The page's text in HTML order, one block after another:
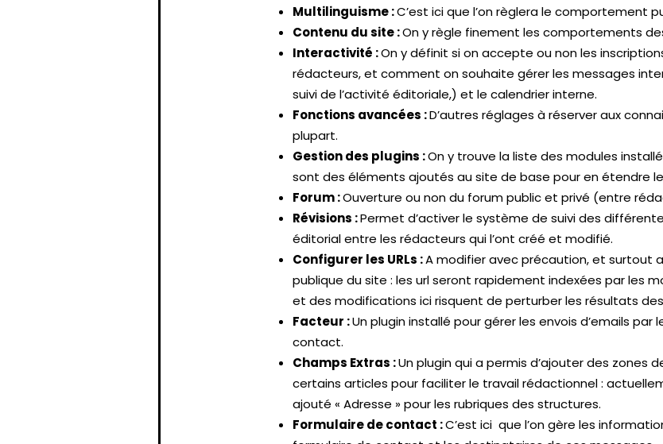
Multilinguisme :C’est ici que l’on règlera le comportement
Contenu du site :On y règle finement les comportements
Interactivité :On y définit si on accepte ou non les
rédacteurs, et comment on souhaite gérer les messages
suivi de l’activité éditoriale,) et le calendrier interne.
Fonctions avancées :D’autres réglages à réserver aux
plupart.
Gestion des plugins :On y trouve la liste des modules
sont des éléments ajoutés au site de base pour en étendre
Forum :Ouverture ou non du forum public et privé (entre
Révisions :Permet d’activer le système de suivi des
éditorial entre les rédacteurs qui l’ont créé et modifié.
Configurer les URLs :A modifier avec précaution, et surtout
publique du site : les url seront rapidement indexées par les
et des modifications ici risquent de perturber les résultats
Facteur :Un plugin installé pour gérer les envois d’emails par
contact.
Champs Extras :Un plugin qui a permis d’ajouter des zones
certains articles pour faciliter le travail rédactionnel :
ajouté « Adresse » pour les rubriques des structures.
Formulaire de contact :C’est ici que l’on gère les